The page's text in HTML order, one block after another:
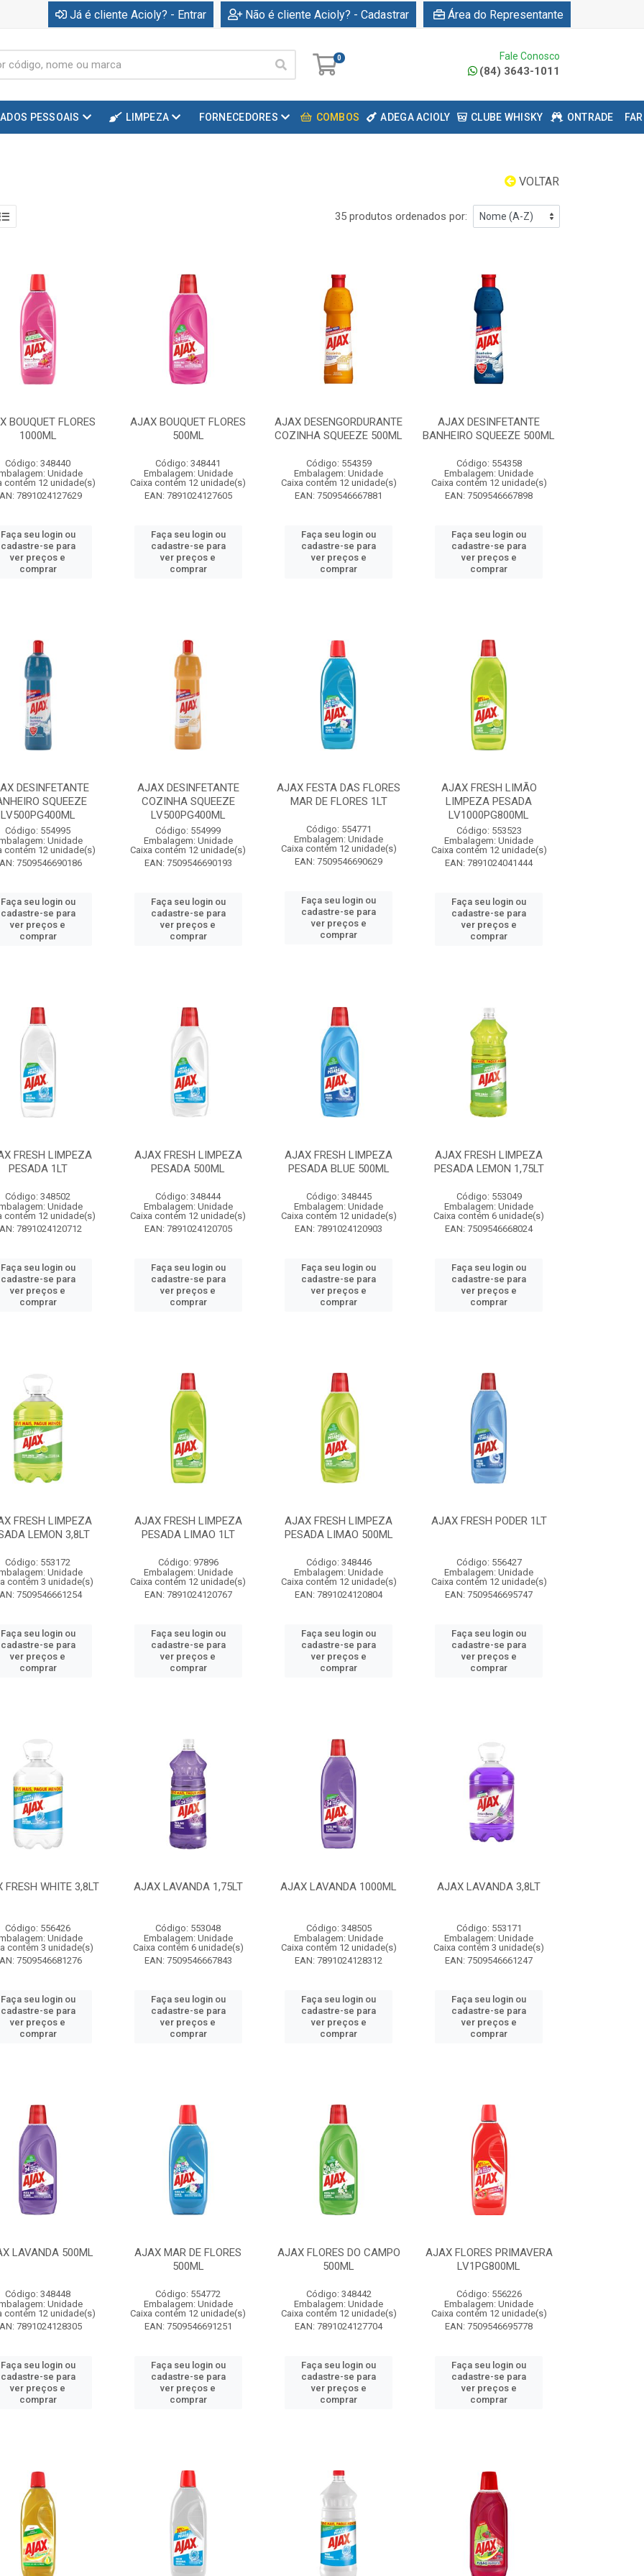
Já é cliente Acioly? - Entrar Não é cliente Acioly? - Cadastrar Área do Representante
0 Fale Conosco
(84) 3643-1011
PESSOAIS LIMPEZA FORNECEDORES COMBOS ADEGA ACIOLY CLUBE WHISKY ONTRADE
VOLTAR
35 produtos ordenados por:
BOUQUET FLORES
1000ML
Código: 348440
Unidade
contém 12 unidade(s)
7891024127629
Faça seu login ou
cadastre-se para
ver preços e
comprar
AJAX BOUQUET FLORES
500ML
Código: 348441
Embalagem: Unidade
Caixa contém 12 unidade(s)
EAN: 7891024127605
Faça seu login ou
cadastre-se para
ver preços e
comprar
AJAX DESENGORDURANTE
COZINHA SQUEEZE 500ML
Código: 554359
Embalagem: Unidade
Caixa contém 12 unidade(s)
EAN: 7509546667881
Faça seu login ou
cadastre-se para
ver preços e
comprar
AJAX DESINFETANTE
BANHEIRO SQUEEZE 500ML
Código: 554358
Embalagem: Unidade
Caixa contém 12 unidade(s)
EAN: 7509546667898
Faça seu login ou
cadastre-se para
ver preços e
comprar
DESINFETANTE
SQUEEZE
LV500PG400ML
Código: 554995
Unidade
contém 12 unidade(s)
7509546690186
Faça seu login ou
cadastre-se para
ver preços e
comprar
AJAX DESINFETANTE
COZINHA SQUEEZE
LV500PG400ML
Código: 554999
Embalagem: Unidade
Caixa contém 12 unidade(s)
EAN: 7509546690193
Faça seu login ou
cadastre-se para
ver preços e
comprar
AJAX FESTA DAS FLORES
MAR DE FLORES 1LT
Código: 554771
Embalagem: Unidade
Caixa contém 12 unidade(s)
EAN: 7509546690629
Faça seu login ou
cadastre-se para
ver preços e
comprar
AJAX FRESH LIMÃO
LIMPEZA PESADA
LV1000PG800ML
Código: 553523
Embalagem: Unidade
Caixa contém 12 unidade(s)
EAN: 7891024041444
Faça seu login ou
cadastre-se para
ver preços e
comprar
FRESH LIMPEZA
PESADA 1LT
Código: 348502
Unidade
contém 12 unidade(s)
7891024120712
Faça seu login ou
cadastre-se para
ver preços e
comprar
AJAX FRESH LIMPEZA
PESADA 500ML
Código: 348444
Embalagem: Unidade
Caixa contém 12 unidade(s)
EAN: 7891024120705
Faça seu login ou
cadastre-se para
ver preços e
comprar
AJAX FRESH LIMPEZA
PESADA BLUE 500ML
Código: 348445
Embalagem: Unidade
Caixa contém 12 unidade(s)
EAN: 7891024120903
Faça seu login ou
cadastre-se para
ver preços e
comprar
AJAX FRESH LIMPEZA
PESADA LEMON 1,75LT
Código: 553049
Embalagem: Unidade
Caixa contém 6 unidade(s)
EAN: 7509546668024
Faça seu login ou
cadastre-se para
ver preços e
comprar
FRESH LIMPEZA
LEMON 3,8LT
Código: 553172
Unidade
contém 3 unidade(s)
7509546661254
Faça seu login ou
cadastre-se para
ver preços e
comprar
AJAX FRESH LIMPEZA
PESADA LIMAO 1LT
Código: 97896
Embalagem: Unidade
Caixa contém 12 unidade(s)
EAN: 7891024120767
Faça seu login ou
cadastre-se para
ver preços e
comprar
AJAX FRESH LIMPEZA
PESADA LIMAO 500ML
Código: 348446
Embalagem: Unidade
Caixa contém 12 unidade(s)
EAN: 7891024120804
Faça seu login ou
cadastre-se para
ver preços e
comprar
AJAX FRESH PODER 1LT
Código: 556427
Embalagem: Unidade
Caixa contém 12 unidade(s)
EAN: 7509546695747
Faça seu login ou
cadastre-se para
ver preços e
comprar
FRESH WHITE 3,8LT
Código: 556426
Unidade
contém 3 unidade(s)
7509546681276
Faça seu login ou
cadastre-se para
ver preços e
comprar
AJAX LAVANDA 1,75LT
Código: 553048
Embalagem: Unidade
Caixa contém 6 unidade(s)
EAN: 7509546667843
Faça seu login ou
cadastre-se para
ver preços e
comprar
AJAX LAVANDA 1000ML
Código: 348505
Embalagem: Unidade
Caixa contém 12 unidade(s)
EAN: 7891024128312
Faça seu login ou
cadastre-se para
ver preços e
comprar
AJAX LAVANDA 3,8LT
Código: 553171
Embalagem: Unidade
Caixa contém 3 unidade(s)
EAN: 7509546661247
Faça seu login ou
cadastre-se para
ver preços e
comprar
LAVANDA 500ML
Código: 348448
Unidade
contém 12 unidade(s)
7891024128305
Faça seu login ou
cadastre-se para
ver preços e
comprar
AJAX MAR DE FLORES
500ML
Código: 554772
Embalagem: Unidade
Caixa contém 12 unidade(s)
EAN: 7509546691251
Faça seu login ou
cadastre-se para
ver preços e
comprar
AJAX FLORES DO CAMPO
500ML
Código: 348442
Embalagem: Unidade
Caixa contém 12 unidade(s)
EAN: 7891024127704
Faça seu login ou
cadastre-se para
ver preços e
comprar
AJAX FLORES PRIMAVERA
LV1PG800ML
Código: 556226
Embalagem: Unidade
Caixa contém 12 unidade(s)
EAN: 7509546695778
Faça seu login ou
cadastre-se para
ver preços e
comprar